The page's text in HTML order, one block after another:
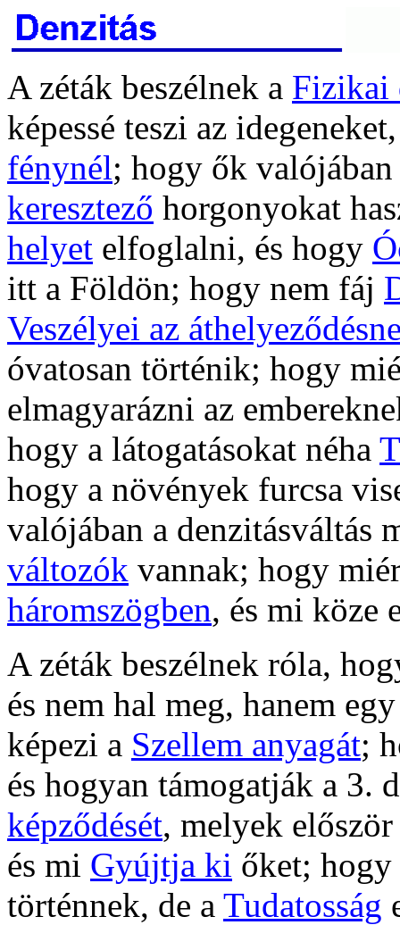
A zéták beszélnek a Fizikai
képessé teszi az
fénynél; hogy ők
keresztező horgonyokat
helyet elfoglalni, és hogy
itt a Földön; hogy nem fáj
Veszélyei az
óvatosan történik; hogy
elmagyarázni az
hogy a látogatásokat néha
hogy a növények furcsa
valójában a denzitásváltás
változók vannak; hogy
háromszögben, és mi köze
A zéták beszélnek róla,
és nem hal meg, hanem
képezi a Szellem anyagát;
és hogyan támogatják a 3.
képződését, melyek
és mi Gyújtja ki őket;
történnek, de a Tudatosság